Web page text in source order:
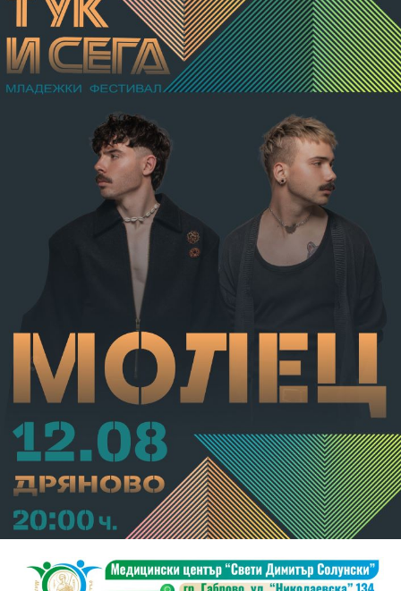
разкъсно-контузни рани в теменно-тилната област и
в областта на носа, и охлузни рани, довели до
разстройство на здравето, неопасно за живота.
Престъплението бе класифицирано по чл.131 ал.1
т.12 пр.1, вр. чл.130 ал.1 от НК, като А.Н. е освободен
от наказателна отговорност и му е наложено
административно наказание по реда на чл.78а ал.1
от НК – глоба в размер на 306,77 евро.
С постановление на Районна прокуратура-Габрово
В.А. е бил задържан за срок до 72 часа, а с
определение на Районен съд-Габрово спрямо него е
взета мярка за неотклонение „домашен арест“.
Съдебният акт е окончателен.